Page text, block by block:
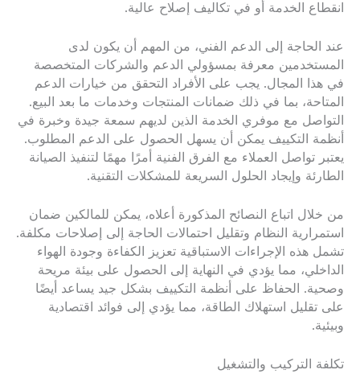
انقطاع الخدمة أو في تكاليف إصلاح عالية.
عند الحاجة إلى الدعم الفني، من المهم أن يكون لدى
المستخدمين معرفة بمسؤولي الدعم والشركات المتخصصة
في هذا المجال. يجب على الأفراد التحقق من خيارات الدعم
المتاحة، بما في ذلك ضمانات المنتجات وخدمات ما بعد البيع.
التواصل مع موفري الخدمة الذين لديهم سمعة جيدة وخبرة في
أنظمة التكييف يمكن أن يسهل الحصول على الدعم المطلوب.
يعتبر تواصل العملاء مع الفرق الفنية أمرًا مهمًا لتنفيذ الصيانة
الطارئة وإيجاد الحلول السريعة للمشكلات التقنية.
من خلال اتباع النصائح المذكورة أعلاه، يمكن للمالكين ضمان
استمرارية النظام وتقليل احتمالات الحاجة إلى إصلاحات مكلفة.
تشمل هذه الإجراءات الاستباقية تعزيز الكفاءة وجودة الهواء
الداخلي، مما يؤدي في النهاية إلى الحصول على بيئة مريحة
وصحية. الحفاظ على أنظمة التكييف بشكل جيد يساعد أيضًا
على تقليل استهلاك الطاقة، مما يؤدي إلى فوائد اقتصادية
وبيئية.
تكلفة التركيب والتشغيل